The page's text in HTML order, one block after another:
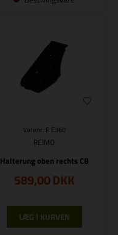
Varenr.: R E360
REIMO
Halterung oben rechts CB
589,00DKK